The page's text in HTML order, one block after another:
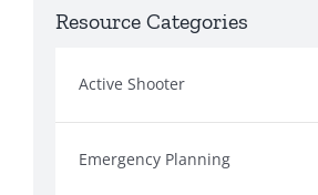
Resource Categories
Active Shooter
Emergency Planning